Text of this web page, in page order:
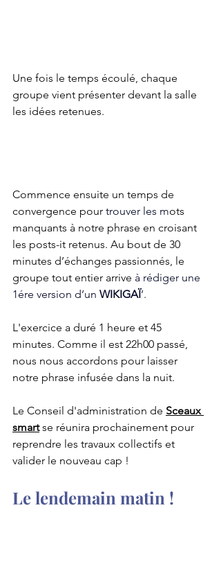
Une fois le temps écoulé, chaque
groupe vient présenter devant la salle
les idées retenues.
Commence ensuite un temps de
convergence pour trouver les mots
manquants à notre phrase en croisant
les posts-it retenus. Au bout de 30
minutes d’échanges passionnés, le
groupe tout entier arrive à rédiger une
1ére version d’un WIKIGAÏ’.
L'exercice a duré 1 heure et 45
minutes. Comme il est 22h00 passé,
nous nous accordons pour laisser
notre phrase infusée dans la nuit.
Le Conseil d'administration de Sceaux
smart se réunira prochainement pour
reprendre les travaux collectifs et
valider le nouveau cap !
Le lendemain matin !